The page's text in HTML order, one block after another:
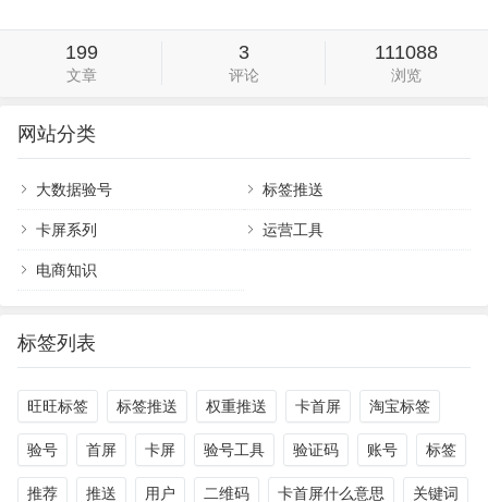
199
文章
3
评论
111088
浏览
网站分类
大数据验号 标签推送
卡屏系列 运营工具
电商知识
标签列表
旺旺标签 标签推送 权重推送 卡首屏 淘宝标签
验号 首屏 卡屏 验号工具 验证码 账号 标签
推荐 推送 用户 二维码 卡首屏什么意思 关键词